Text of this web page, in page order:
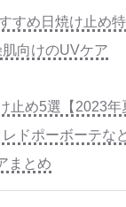
すめ日焼け止め
向けのUVケア
止め5選【2023年
ドポーボーテな
まとめ